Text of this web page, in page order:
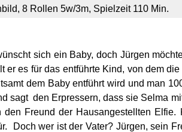
8 Rollen 5w/3m, Spielzeit 110 Min.
sich ein Baby, doch Jürgen
es für das entführte Kind, von dem
dem Baby entführt wird und man
sagt den Erpressern, dass sie Selma
Freund der Hausangestellten Elfie.
Doch wer ist der Vater? Jürgen, sein